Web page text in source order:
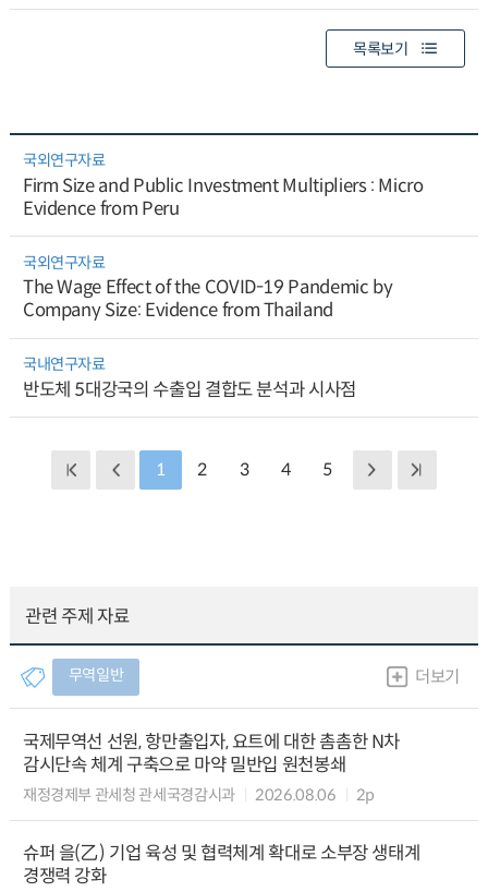
목록보기
국외연구자료
Firm Size and Public Investment Multipliers : Micro
Evidence from Peru
국외연구자료
The Wage Effect of the COVID-19 Pandemic by
Company Size: Evidence from Thailand
국내연구자료
반도체 5대강국의 수출입 결합도 분석과 시사점
1 2 3 4 5
관련 주제 자료
무역일반 더보기
국제무역선 선원, 항만출입자, 요트에 대한 촘촘한 N차
감시단속 체계 구축으로 마약 밀반입 원천봉쇄
재정경제부 관세청 관세국경감시과 2026.08.06 2p
슈퍼 을(乙) 기업 육성 및 협력체계 확대로 소부장 생태계
경쟁력 강화